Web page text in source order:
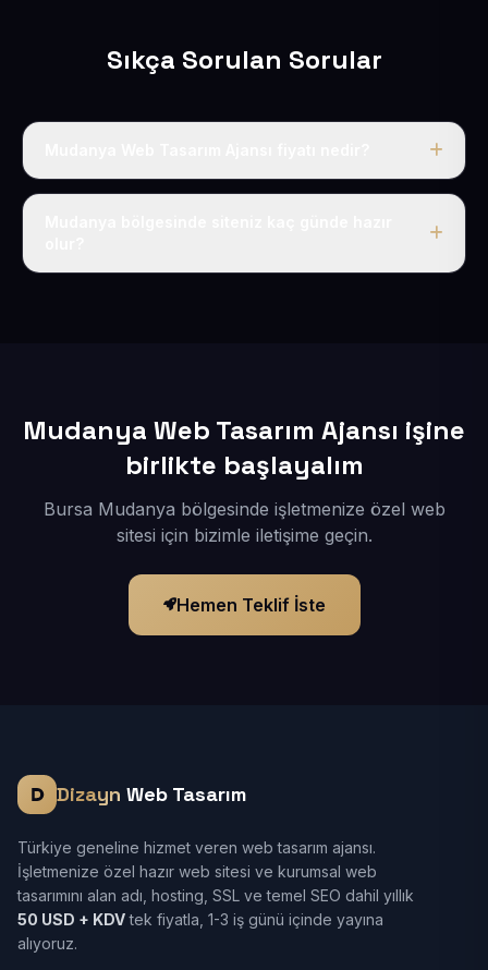
Sıkça Sorulan Sorular
Tek fiyat uygulanır: yıllık 50 USD + KDV. Bu bedele alan
Mudanya Web Tasarım Ajansı işine
birlikte başlayalım
Bursa Mudanya bölgesinde işletmenize özel web
sitesi için bizimle iletişime geçin.
Hemen Teklif İste
Dizayn Web Tasarım
Türkiye geneline hizmet veren web tasarım ajansı.
İşletmenize özel hazır web sitesi ve kurumsal web
tasarımını alan adı, hosting, SSL ve temel SEO dahil yıllık
50 USD + KDVtek fiyatla, 1-3 iş günü içinde yayına
alıyoruz.